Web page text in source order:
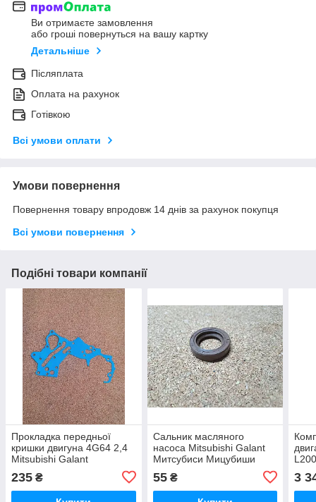
Ви отримаєте замовлення
або гроші повернуться на вашу картку
Детальніше
Післяплата
Оплата на рахунок
Готівкою
Всі умови оплати
Умови повернення
Повернення товару впродовж 14 днів за рахунок покупця
Всі умови повернення
Подібні товари компанії
Прокладка передньої
кришки двигуна 4G64 2,4
Mitsubishi Galant
Мітсубісі Галант
235 ₴
Сальник масляного
насоса Mitsubishi Galant
Митсубиси Мицубиши
55₴ 3